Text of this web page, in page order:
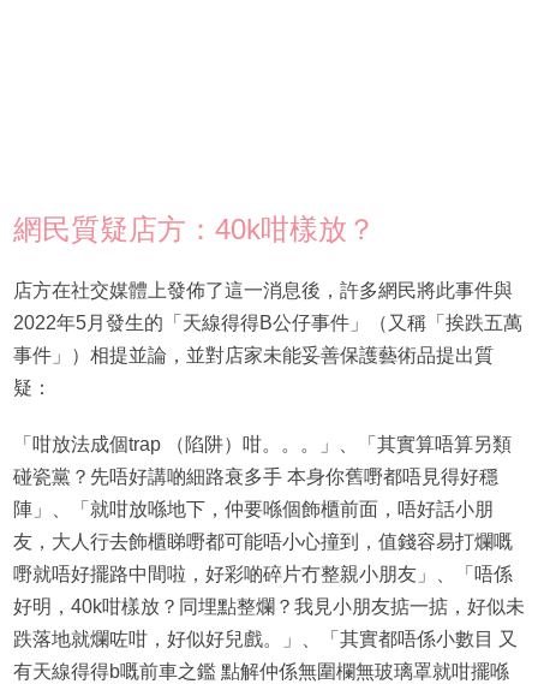
網民質疑店方：40k咁樣放？
店方在社交媒體上發佈了這一消息後，許多網民將此事件與
2022年5月發生的「天線得得B公仔事件」（又稱「挨跌五萬
事件」）相提並論，並對店家未能妥善保護藝術品提出質
疑：
「咁放法成個trap （陷阱）咁。。。」、「其實算唔算另類
碰瓷黨？先唔好講啲細路衰多手 本身你舊嘢都唔見得好穩
陣」、「就咁放喺地下，仲要喺個飾櫃前面，唔好話小朋
友，大人行去飾櫃睇嘢都可能唔小心撞到，值錢容易打爛嘅
嘢就唔好擺路中間啦，好彩啲碎片冇整親小朋友」、「唔係
好明，40k咁樣放？同埋點整爛？我見小朋友掂一掂，好似未
跌落地就爛咗咁，好似好兒戲。」、「其實都唔係小數目 又
有天線得得b嘅前車之鑑 點解仲係無圍欄無玻璃罩就咁擺喺